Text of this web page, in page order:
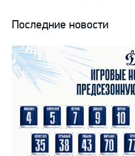
Последние новости